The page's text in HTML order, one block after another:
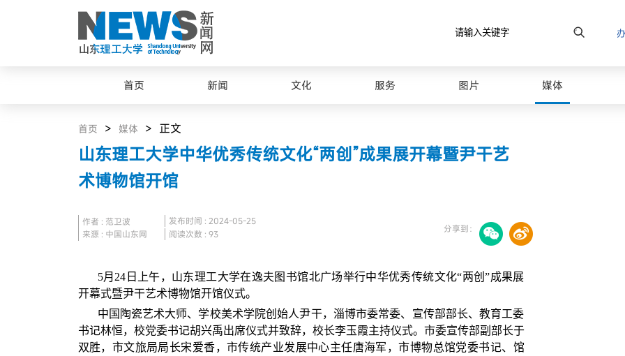
首页 新闻 文化 服务 图片 媒体
首页 > 媒体 > 正文
山东理工大学中华优秀传统文化“两创”成果展开幕暨尹干艺
术博物馆开馆
作者 : 范卫波
来源 : 中国山东网
发布时间 : 2024-05-25
阅读次数 : 93 分享到：
5月24日上午，山东理工大学在逸夫图书馆北广场举行中华优秀传统文化“两创”成果展
开幕式暨尹干艺术博物馆开馆仪式。
中国陶瓷艺术大师、学校美术学院创始人尹干，淄博市委常委、宣传部部长、教育工委
书记林恒，校党委书记胡兴禹出席仪式并致辞，校长李玉霞主持仪式。市委宣传部副部长于
双胜，市文旅局局长宋爱香，市传统产业发展中心主任唐海军，市博物总馆党委书记、馆